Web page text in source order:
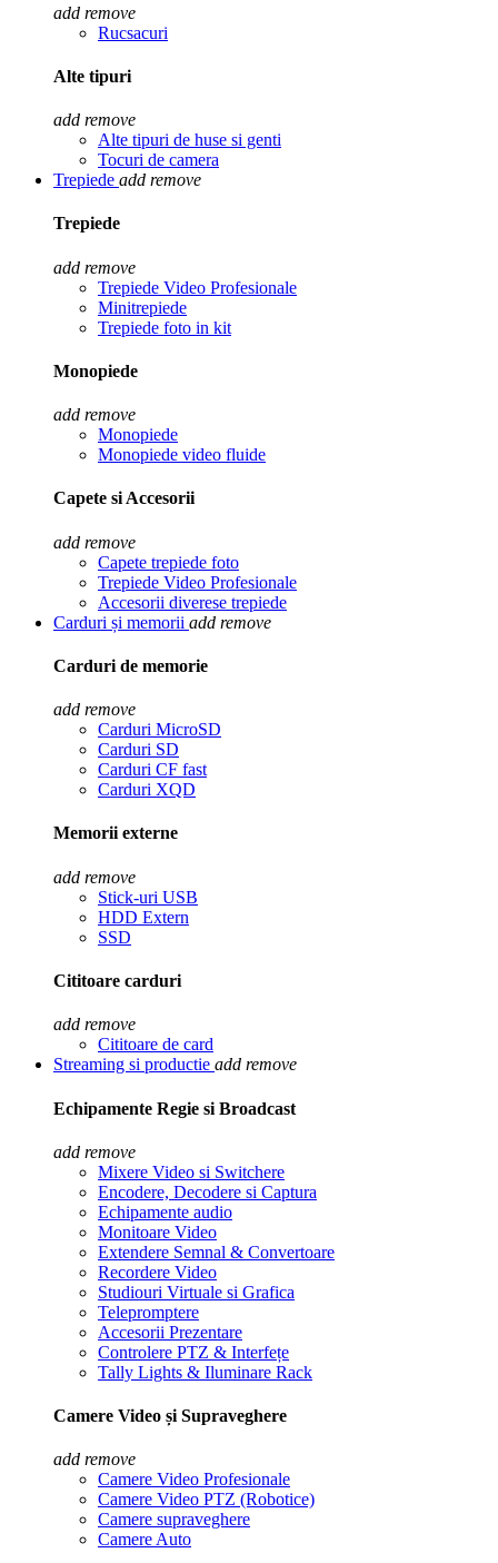
add remove
Rucsacuri
Alte tipuri
add remove
Alte tipuri de huse si genti
Tocuri de camera
Trepiede add remove
Trepiede
add remove
Trepiede Video Profesionale
Minitrepiede
Trepiede foto in kit
Monopiede
add remove
Monopiede
Monopiede video fluide
Capete si Accesorii
add remove
Capete trepiede foto
Trepiede Video Profesionale
Accesorii diverese trepiede
Carduri și memorii add remove
Carduri de memorie
add remove
Carduri MicroSD
Carduri SD
Carduri CF fast
Carduri XQD
Memorii externe
add remove
Stick-uri USB
HDD Extern
SSD
Cititoare carduri
add remove
Cititoare de card
Streaming si productie add remove
Echipamente Regie si Broadcast
add remove
Mixere Video si Switchere
Encodere, Decodere si Captura
Echipamente audio
Monitoare Video
Extendere Semnal & Convertoare
Recordere Video
Studiouri Virtuale si Grafica
Telepromptere
Accesorii Prezentare
Controlere PTZ & Interfețe
Tally Lights & Iluminare Rack
Camere Video și Supraveghere
add remove
Camere Video Profesionale
Camere Video PTZ (Robotice)
Camere supraveghere
Camere Auto